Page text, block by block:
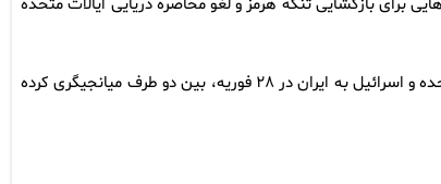
برای بازگشایی تنگه هرمز و لغو محاصره دریایی ایالات متحده
پاکستان از زمان برقراری آتش‌بس در ۸ آوریل، چند هفته پس از حملات ایالات متحده و اسرائیل به ایران در ۲۸ فوریه، بین دو طرف میانجیگری کرده